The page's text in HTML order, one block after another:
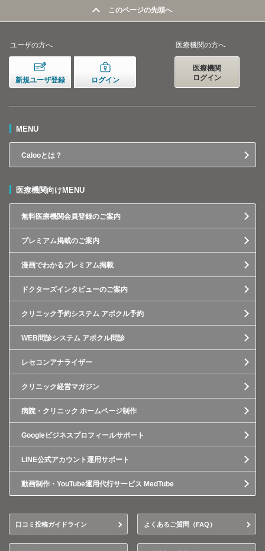
このページの先頭へ
ユーザの方へ
新規ユーザ登録 ログイン
医療機関の方へ
医療機関
ログイン
MENU
Calooとは？
医療機関向けMENU
無料医療機関会員登録のご案内
プレミアム掲載のご案内
漫画でわかるプレミアム掲載
ドクターズインタビューのご案内
クリニック予約システム アポクル予約
WEB問診システム アポクル問診
レセコンアナライザー
クリニック経営マガジン
病院・クリニック ホームページ制作
Googleビジネスプロフィールサポート
LINE公式アカウント運用サポート
動画制作・YouTube運用代行サービス MedTube
口コミ投稿ガイドライン よくあるご質問（FAQ）